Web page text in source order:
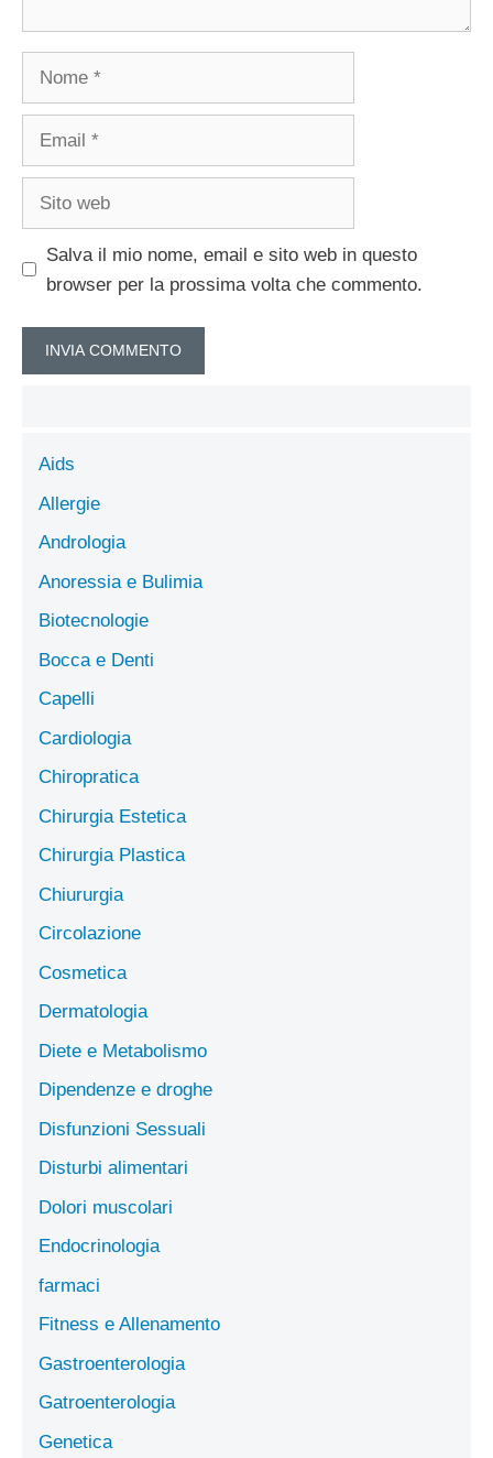
Salva il mio nome, email e sito web in questo
browser per la prossima volta che commento.
Aids
Allergie
Andrologia
Anoressia e Bulimia
Biotecnologie
Bocca e Denti
Capelli
Cardiologia
Chiropratica
Chirurgia Estetica
Chirurgia Plastica
Chiururgia
Circolazione
Cosmetica
Dermatologia
Diete e Metabolismo
Dipendenze e droghe
Disfunzioni Sessuali
Disturbi alimentari
Dolori muscolari
Endocrinologia
farmaci
Fitness e Allenamento
Gastroenterologia
Gatroenterologia
Genetica